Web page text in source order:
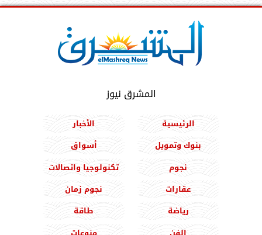
المشرق نيوز
الرئيسية
الأخبار
بنوك وتمويل
أسواق
نجوم
تكنولوجيا واتصالات
عقارات
نجوم زمان
رياضة
طاقة